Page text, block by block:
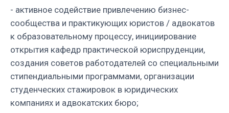
- активное содействие привлечению бизнес-
сообщества и практикующих юристов / адвокатов
к образовательному процессу, инициирование
открытия кафедр практической юриспруденции,
создания советов работодателей со специальными
стипендиальными программами, организации
студенческих стажировок в юридических
компаниях и адвокатских бюро;